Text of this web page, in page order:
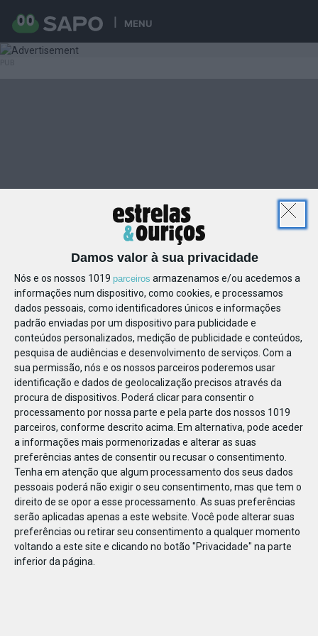
MENU
Damos valor à sua privacidade
Nós e os nossos 1019 parceiros armazenamos e/ou acedemos a
informações num dispositivo, como cookies, e processamos
dados pessoais, como identificadores únicos e informações
padrão enviadas por um dispositivo para publicidade e
conteúdos personalizados, medição de publicidade e conteúdos,
pesquisa de audiências e desenvolvimento de serviços. Com a
sua permissão, nós e os nossos parceiros poderemos usar
identificação e dados de geolocalização precisos através da
procura de dispositivos. Poderá clicar para consentir o
processamento por nossa parte e pela parte dos nossos 1019
parceiros, conforme descrito acima. Em alternativa, pode aceder
a informações mais pormenorizadas e alterar as suas
preferências antes de consentir ou recusar o consentimento.
Tenha em atenção que algum processamento dos seus dados
pessoais poderá não exigir o seu consentimento, mas que tem o
direito de se opor a esse processamento. As suas preferências
serão aplicadas apenas a este website. Você pode alterar suas
preferências ou retirar seu consentimento a qualquer momento
voltando a este site e clicando no botão "Privacidade" na parte
inferior da página.
46221436795258